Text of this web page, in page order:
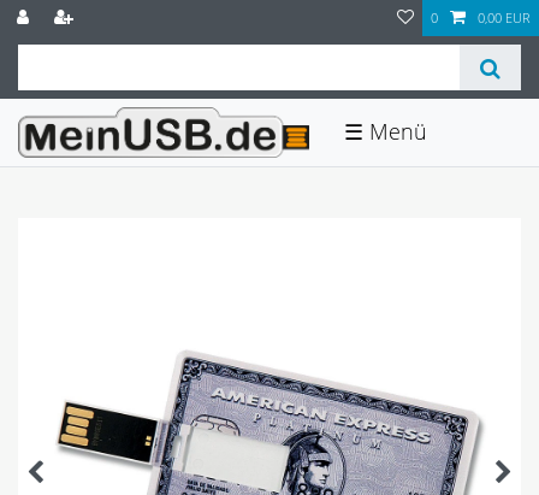
0 0,00 EUR
☰